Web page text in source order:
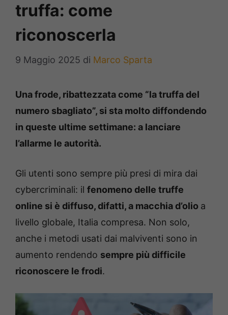
truffa: come
riconoscerla
9 Maggio 2025 di Marco Sparta
Una frode, ribattezzata come “la truffa del
numero sbagliato”, si sta molto diffondendo
in queste ultime settimane: a lanciare
l’allarme le autorità.
Gli utenti sono sempre più presi di mira dai
cybercriminali: il fenomeno delle truffe
online si è diffuso, difatti, a macchia d’olio a
livello globale, Italia compresa. Non solo,
anche i metodi usati dai malviventi sono in
aumento rendendo sempre più difficile
riconoscere le frodi.